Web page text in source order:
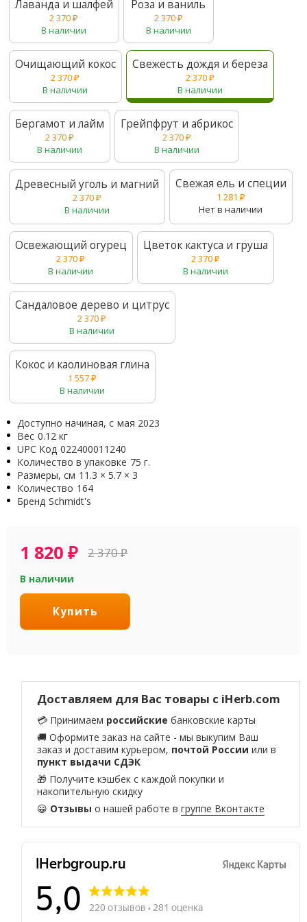
Лаванда и шалфей
2 370₽
В наличии
Роза и ваниль
2 370₽
В наличии
Очищающий кокос
2 370₽
В наличии
Свежесть дождя и береза
2 370₽
В наличии
Бергамот и лайм
2 370₽
В наличии
Грейпфрут и абрикос
2 370₽
В наличии
Древесный уголь и магний
2 370₽
В наличии
Свежая ель и специи
1 281 ₽
Нет в наличии
Освежающий огурец
2 370₽
В наличии
Цветок кактуса и груша
2 370₽
В наличии
Сандаловое дерево и цитрус
2 370₽
В наличии
Кокос и каолиновая глина
1 557₽
В наличии
Доступно начиная, с мая 2023
Вес 0.12 кг
UPC Код 022400011240
Количество в упаковке 75 г.
Размеры, см 11.3 × 5.7 × 3
Количество 164
Бренд Schmidt's
1 820₽ 2 370₽
В наличии
Купить
Доставляем для Вас товары с iHerb.com
💳 Принимаем российские банковские карты
🚚 Оформите заказ на сайте - мы выкупим Ваш
заказ и доставим курьером, почтой России или в
пункт выдачи СДЭК
🎁 Получите кэшбек с каждой покупки и
накопительную скидку
😀 Отзывы о нашей работе вгруппе Вконтакте